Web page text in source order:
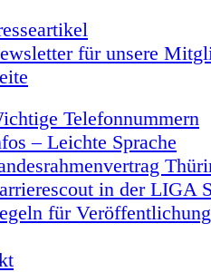
für unsere
Telefonnummern
– Leichte Sprache
in der LIGA
für